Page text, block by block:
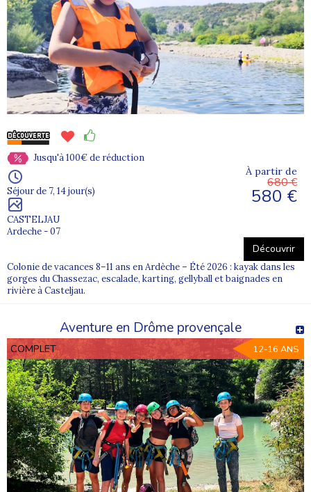
Jusqu'à 100€ de réduction
Séjour de 7, 14 jour(s)
CASTELJAU
Ardeche - 07
À partir de
680 €
580 €
Découvrir
Colonie de vacances 8–11 ans en Ardèche – Été 2026 : kayak dans les
gorges du Chassezac, escalade, karting, gellyball et baignades en
rivière à Casteljau.
Aventure en Drôme provençale
COMPLET 12-16 ANS